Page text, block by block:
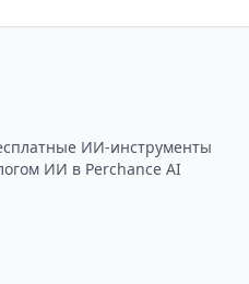
ИИ-инструменты
ИИ в Perchance AI